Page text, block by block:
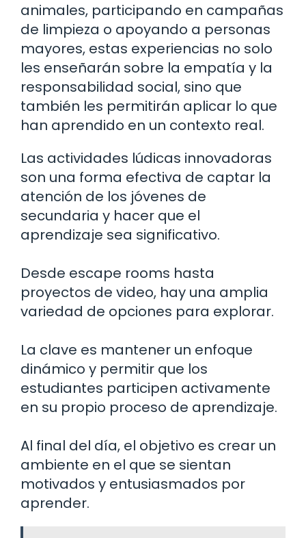
animales, participando en campañas
de limpieza o apoyando a personas
mayores, estas experiencias no solo
les enseñarán sobre la empatía y la
responsabilidad social, sino que
también les permitirán aplicar lo que
han aprendido en un contexto real.
Las actividades lúdicas innovadoras
son una forma efectiva de captar la
atención de los jóvenes de
secundaria y hacer que el
aprendizaje sea significativo.
Desde escape rooms hasta
proyectos de video, hay una amplia
variedad de opciones para explorar.
La clave es mantener un enfoque
dinámico y permitir que los
estudiantes participen activamente
en su propio proceso de aprendizaje.
Al final del día, el objetivo es crear un
ambiente en el que se sientan
motivados y entusiasmados por
aprender.